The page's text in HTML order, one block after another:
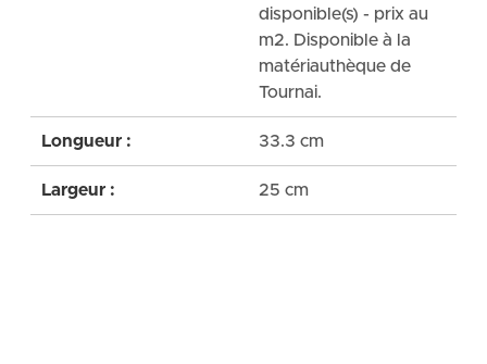
disponible(s) - prix au
m2. Disponible à la
matériauthèque de
Tournai.
Longueur : 33.3 cm
Largeur : 25 cm